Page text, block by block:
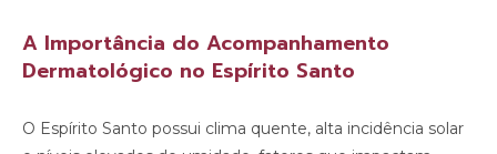
A Importância do Acompanhamento
Dermatológico no Espírito Santo
O Espírito Santo possui clima quente, alta incidência solar